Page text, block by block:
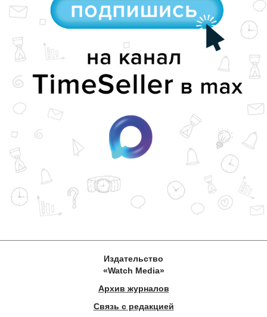
Издательство
«Watch Media»
Архив журналов
Связь с редакцией